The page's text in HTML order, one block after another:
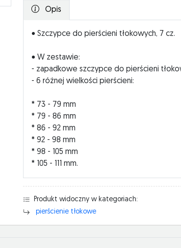
Opis
• Szczypce do pierścieni tłokowych, 7 cz.
• W zestawie:
- zapadkowe szczypce do pierścieni
- 6 różnej wielkości pierścieni:
* 73 - 79 mm
* 79 - 86 mm
* 86 - 92 mm
* 92 - 98 mm
* 98 - 105 mm
* 105 - 111 mm.
Produkt widoczny w kategoriach:
pierścienie tłokowe